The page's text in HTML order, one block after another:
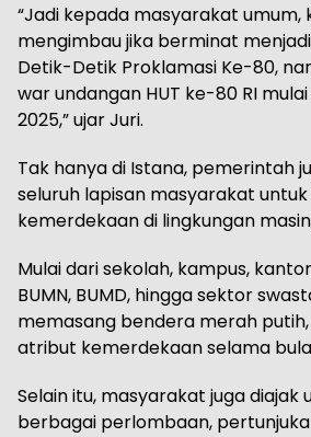
“Jadi kepada masyarakat umum,
mengimbau jika berminat
Detik-Detik Proklamasi Ke-80,
war undangan HUT ke-80 RI
2025,” ujar Juri.
Tak hanya di Istana, pemerintah
seluruh lapisan masyarakat
kemerdekaan di lingkungan
Mulai dari sekolah, kampus,
BUMN, BUMD, hingga sektor
memasang bendera merah
atribut kemerdekaan selama
Selain itu, masyarakat juga diajak
berbagai perlombaan,